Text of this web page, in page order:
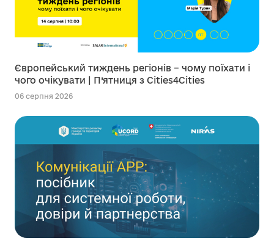
Європейський тиждень регіонів – чому поїхати і
чого очікувати | П’ятниця з Cities4Cities
06 серпня 2026